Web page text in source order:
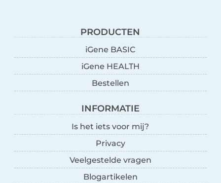
PRODUCTEN
iGene BASIC
iGene HEALTH
Bestellen
INFORMATIE
Is het iets voor mij?
Privacy
Veelgestelde vragen
Blogartikelen